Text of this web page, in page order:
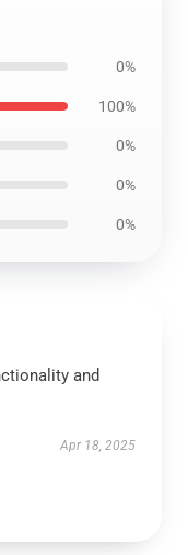
0%
100%
0%
0%
0%
and
Apr 18, 2025